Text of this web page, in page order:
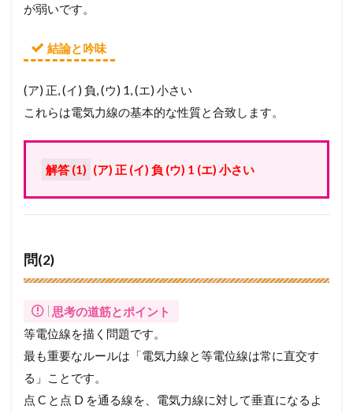
ス
で
徹
ガ
イ
ド
メ
ン
バ
必
で
す
が弱いです。
結論と吟味
(ア) 正, (イ) 負, (ウ) 1, (エ) 小さい
これらは電気力線の基本的な性質と合致します。
解答 (1) (ア) 正 (イ) 負 (ウ) 1 (エ) 小さい
問(2)
思考の道筋とポイント
等電位線を描く問題です。
最も重要なルールは「電気力線と等電位線は常に直交す
る」ことです。
点 C と点 D を通る線を、電気力線に対して垂直になるよ